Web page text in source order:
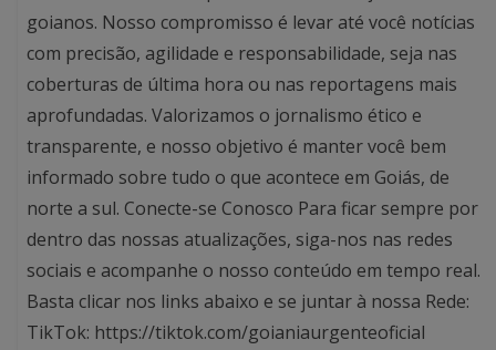
goianos. Nosso compromisso é levar até você notícias
com precisão, agilidade e responsabilidade, seja nas
coberturas de última hora ou nas reportagens mais
aprofundadas. Valorizamos o jornalismo ético e
transparente, e nosso objetivo é manter você bem
informado sobre tudo o que acontece em Goiás, de
norte a sul. Conecte-se Conosco Para ficar sempre por
dentro das nossas atualizações, siga-nos nas redes
sociais e acompanhe o nosso conteúdo em tempo real.
Basta clicar nos links abaixo e se juntar à nossa Rede:
TikTok: https://tiktok.com/goianiaurgenteoficial